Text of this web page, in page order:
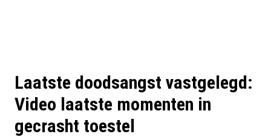
Laatste doodsangst vastgelegd:
Video laatste momenten in
gecrasht toestel